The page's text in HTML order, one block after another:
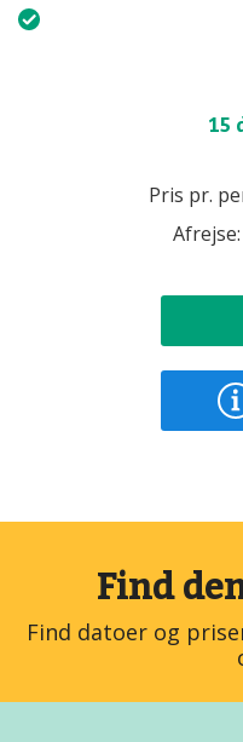
15
Pris pr.
Find
Find datoer og